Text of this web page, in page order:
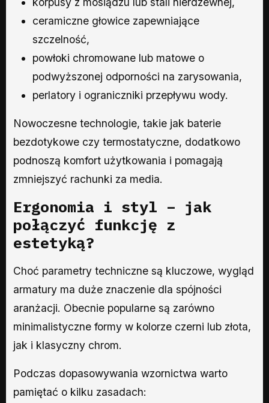
ceramiczne głowice zapewniające
szczelność,
powłoki chromowane lub matowe o
podwyższonej odporności na zarysowania,
perlatory i ograniczniki przepływu wody.
Nowoczesne technologie, takie jak baterie
bezdotykowe czy termostatyczne, dodatkowo
podnoszą komfort użytkowania i pomagają
zmniejszyć rachunki za media.
Ergonomia i styl – jak
połączyć funkcję z
estetyką?
Choć parametry techniczne są kluczowe, wygląd
armatury ma duże znaczenie dla spójności
aranżacji. Obecnie popularne są zarówno
minimalistyczne formy w kolorze czerni lub złota,
jak i klasyczny chrom.
Podczas dopasowywania wzornictwa warto
pamiętać o kilku zasadach: